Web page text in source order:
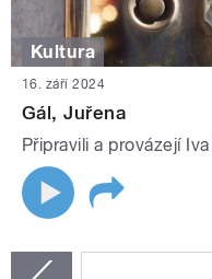
Kultura
16. září 2024
Gál, Juřena
Připravili a provázejí